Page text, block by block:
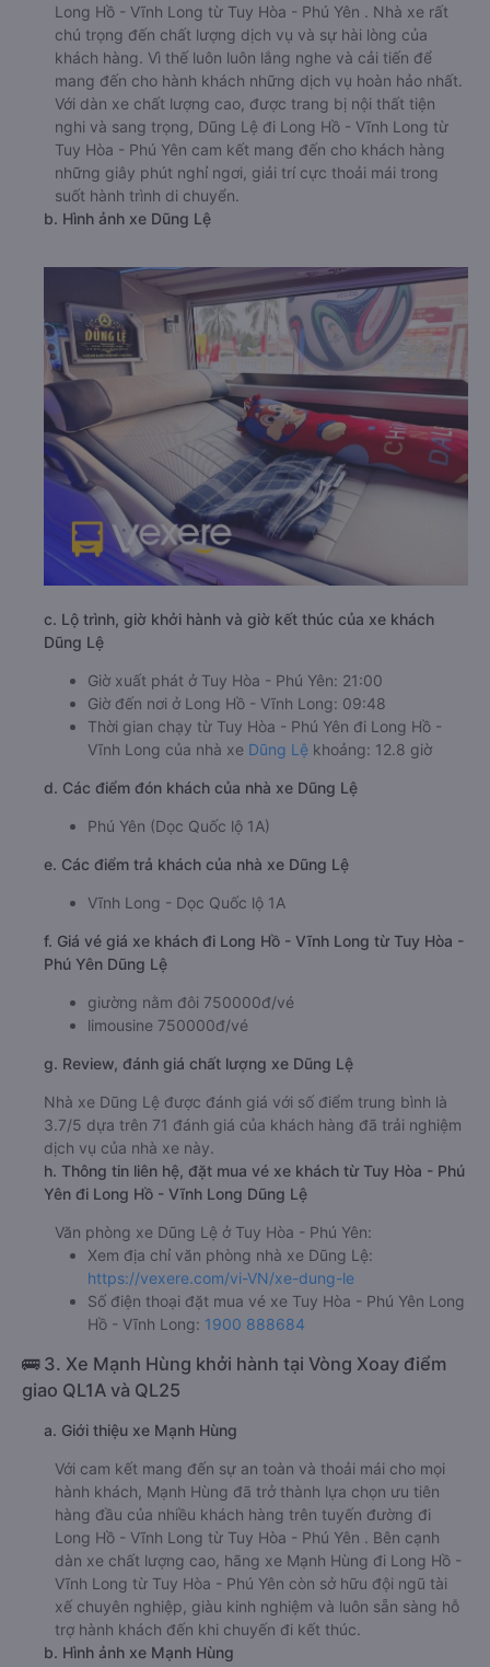
Long Hồ - Vĩnh Long từ Tuy Hòa - Phú Yên . Nhà xe rất
chú trọng đến chất lượng dịch vụ và sự hài lòng của
khách hàng. Vì thế luôn luôn lắng nghe và cải tiến để
mang đến cho hành khách những dịch vụ hoàn hảo nhất.
Với dàn xe chất lượng cao, được trang bị nội thất tiện
nghi và sang trọng, Dũng Lệ đi Long Hồ - Vĩnh Long từ
Tuy Hòa - Phú Yên cam kết mang đến cho khách hàng
những giây phút nghỉ ngơi, giải trí cực thoải mái trong
suốt hành trình di chuyển.
b. Hình ảnh xe Dũng Lệ
c. Lộ trình, giờ khởi hành và giờ kết thúc của xe khách
Dũng Lệ
Giờ xuất phát ở Tuy Hòa - Phú Yên: 21:00
Giờ đến nơi ở Long Hồ - Vĩnh Long: 09:48
Thời gian chạy từ Tuy Hòa - Phú Yên đi Long Hồ -
Vĩnh Long của nhà xe Dũng Lệ khoảng: 12.8 giờ
d. Các điểm đón khách của nhà xe Dũng Lệ
Phú Yên (Dọc Quốc lộ 1A)
e. Các điểm trả khách của nhà xe Dũng Lệ
Vĩnh Long - Dọc Quốc lộ 1A
f. Giá vé giá xe khách đi Long Hồ - Vĩnh Long từ Tuy Hòa -
Phú Yên Dũng Lệ
giường nằm đôi 750000đ/vé
limousine 750000đ/vé
g. Review, đánh giá chất lượng xe Dũng Lệ
Nhà xe Dũng Lệ được đánh giá với số điểm trung bình là
3.7/5 dựa trên 71 đánh giá của khách hàng đã trải nghiệm
dịch vụ của nhà xe này.
h. Thông tin liên hệ, đặt mua vé xe khách từ Tuy Hòa - Phú
Yên đi Long Hồ - Vĩnh Long Dũng Lệ
Văn phòng xe Dũng Lệ ở Tuy Hòa - Phú Yên:
Xem địa chỉ văn phòng nhà xe Dũng Lệ:
https://vexere.com/vi-VN/xe-dung-le
Số điện thoại đặt mua vé xe Tuy Hòa - Phú Yên Long
Hồ - Vĩnh Long: 1900 888684
🚌 3. Xe Mạnh Hùng khởi hành tại Vòng Xoay điểm
giao QL1A và QL25
a. Giới thiệu xe Mạnh Hùng
Với cam kết mang đến sự an toàn và thoải mái cho mọi
hành khách, Mạnh Hùng đã trở thành lựa chọn ưu tiên
hàng đầu của nhiều khách hàng trên tuyến đường đi
Long Hồ - Vĩnh Long từ Tuy Hòa - Phú Yên . Bên cạnh
dàn xe chất lượng cao, hãng xe Mạnh Hùng đi Long Hồ -
Vĩnh Long từ Tuy Hòa - Phú Yên còn sở hữu đội ngũ tài
xế chuyên nghiệp, giàu kinh nghiệm và luôn sẵn sàng hỗ
trợ hành khách đến khi chuyến đi kết thúc.
b. Hình ảnh xe Mạnh Hùng